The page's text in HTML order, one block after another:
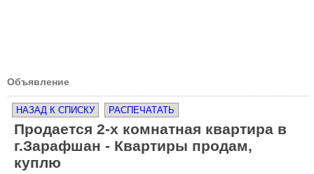
Объявление
НАЗАД К СПИСКУ РАСПЕЧАТАТЬ
Продается 2-х комнатная квартира в
г.Зарафшан - Квартиры продам,
куплю